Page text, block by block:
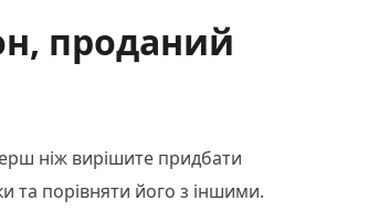
проданий
ніж вирішите придбати
та порівняти його з іншими.